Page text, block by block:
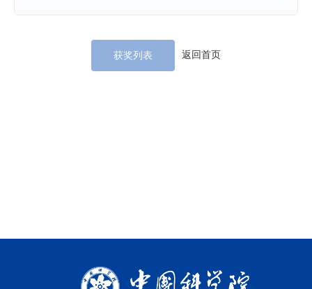
获奖列表 返回首页